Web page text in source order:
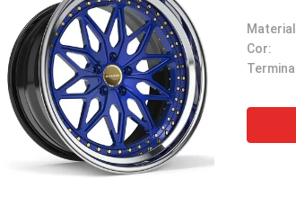
Lucas Mendes
Cor: